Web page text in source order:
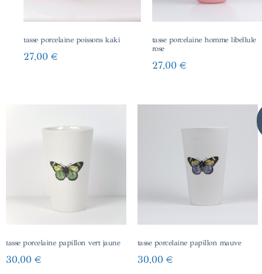
tasse porcelaine poissons kaki
27,00 €
tasse porcelaine homme libellule
rose
27,00 €
tasse porcelaine papillon vert jaune
30,00 €
tasse porcelaine papillon mauve
30,00 €